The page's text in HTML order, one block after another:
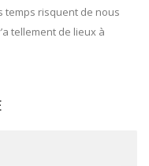
temps risquent de nous
tellement de lieux à